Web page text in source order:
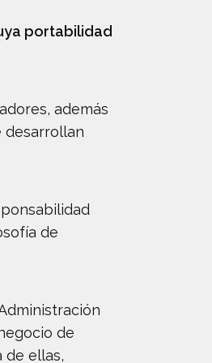
portabilidad
además
desarrollan
de
de
de ellas,